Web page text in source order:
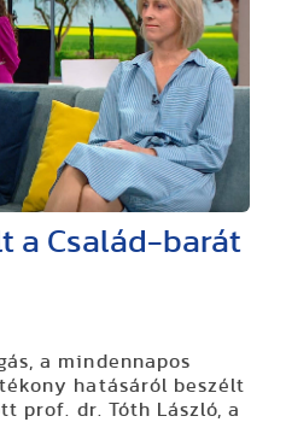
a Család-barát
a mindennapos
hatásáról beszélt
prof. dr. Tóth László, a